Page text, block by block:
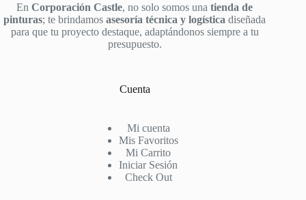
EnCorporación Castle, no solo somos unatienda de
pinturas; te brindamosasesoría técnica y logística diseñada
para que tu proyecto destaque, adaptándonos siempre a tu
presupuesto.
Cuenta
Mi cuenta
Mis Favoritos
Mi Carrito
Iniciar Sesión
Check Out